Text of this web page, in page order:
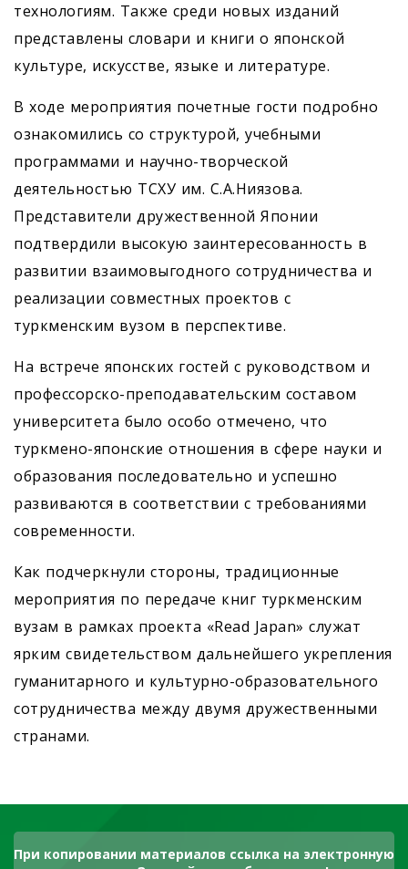
технологиям. Также среди новых изданий
представлены словари и книги о японской
культуре, искусстве, языке и литературе.
В ходе мероприятия почетные гости подробно
ознакомились со структурой, учебными
программами и научно-творческой
деятельностью ТСХУ им. С.А.Ниязова.
Представители дружественной Японии
подтвердили высокую заинтересованность в
развитии взаимовыгодного сотрудничества и
реализации совместных проектов с
туркменским вузом в перспективе.
На встрече японских гостей с руководством и
профессорско-преподавательским составом
университета было особо отмечено, что
туркмено-японские отношения в сфере науки и
образования последовательно и успешно
развиваются в соответствии с требованиями
современности.
Как подчеркнули стороны, традиционные
мероприятия по передаче книг туркменским
вузам в рамках проекта «Read Japan» служат
ярким свидетельством дальнейшего укрепления
гуманитарного и культурно-образовательного
сотрудничества между двумя дружественными
странами.
При копировании материалов ссылка на электронную